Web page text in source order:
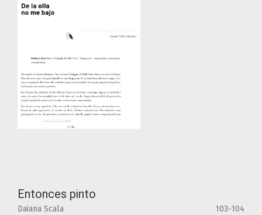
Entonces pinto
Daiana Scala 103-104